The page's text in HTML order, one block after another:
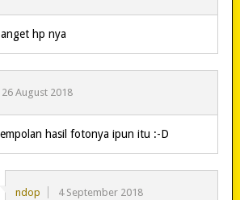
hp nya
26 August 2018
hasil fotonya ipun itu :-D
ndop 4 September 2018